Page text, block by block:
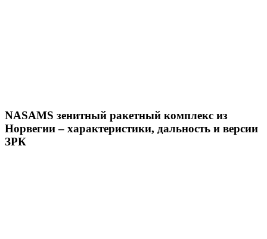
NASAMS зенитный ракетный комплекс из
Норвегии – характеристики, дальность и версии
ЗРК